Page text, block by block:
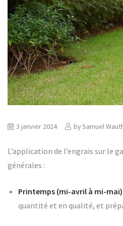
3 janvier 2024 bySamuel
L’application de l’engrais sur le
générales :
Printemps (mi-avril à mi-mai)
quantité et en qualité, et